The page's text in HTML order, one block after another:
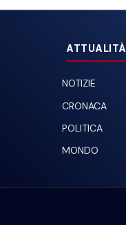
ATTUALITÀ
NOTIZIE
CRONACA
POLITICA
MONDO